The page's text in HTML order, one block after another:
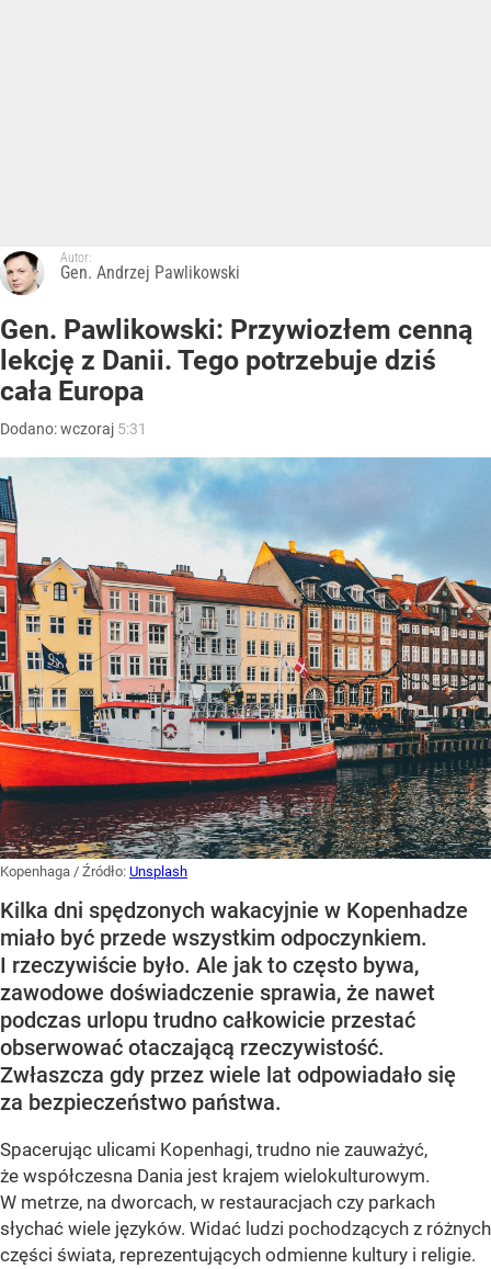
Autor:
Gen. Andrzej Pawlikowski
Gen. Pawlikowski: Przywiozłem cenną
lekcję z Danii. Tego potrzebuje dziś
cała Europa
Dodano:wczoraj 5:31
Kopenhaga / Źródło: Unsplash
Kilka dni spędzonych wakacyjnie w Kopenhadze
miało być przede wszystkim odpoczynkiem.
I rzeczywiście było. Ale jak to często bywa,
zawodowe doświadczenie sprawia, że nawet
podczas urlopu trudno całkowicie przestać
obserwować otaczającą rzeczywistość.
Zwłaszcza gdy przez wiele lat odpowiadało się
za bezpieczeństwo państwa.
Spacerując ulicami Kopenhagi, trudno nie zauważyć,
że współczesna Dania jest krajem wielokulturowym.
W metrze, na dworcach, w restauracjach czy parkach
słychać wiele języków. Widać ludzi pochodzących z różnych
części świata, reprezentujących odmienne kultury i religie.